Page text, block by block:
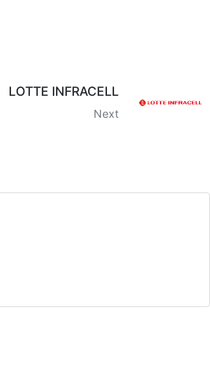
LOTTE INFRACELL
Next